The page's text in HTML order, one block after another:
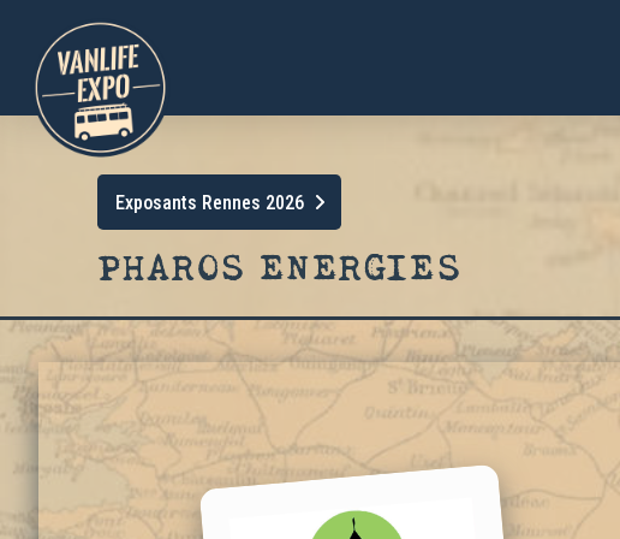
Exposants Rennes 2026
PHAROS ENERGIES